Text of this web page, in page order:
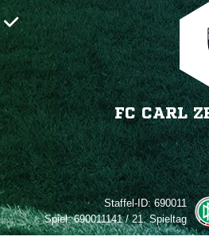
FC CARL
Staffel-ID: 690011
Spiel:690011141 / 21. Spieltag